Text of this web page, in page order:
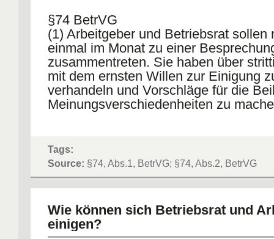
§74 BetrVG
(1) Arbeitgeber und Betriebsrat sollen
einmal im Monat zu einer
zusammentreten. Sie haben über
mit dem ernsten Willen zur Einigung
verhandeln und Vorschläge für die
Meinungsverschiedenheiten zu
(2) Maßnahmen des Arbeitskampfes
Arbeitgeber und Betriebsrat sind
Arbeitskämpfe tariffähiger Parteien
hierdurch nicht berührt. Arbeitgeber
Betriebsrat haben Betätigungen zu
durch die der Arbeitsablauf oder der
Betriebs beeinträchtigt werden. [...].
Tags:
Source: §74, Abs.1, BetrVG; §74, Abs.2, BetrVG
Wie können sich Betriebsrat und
einigen?